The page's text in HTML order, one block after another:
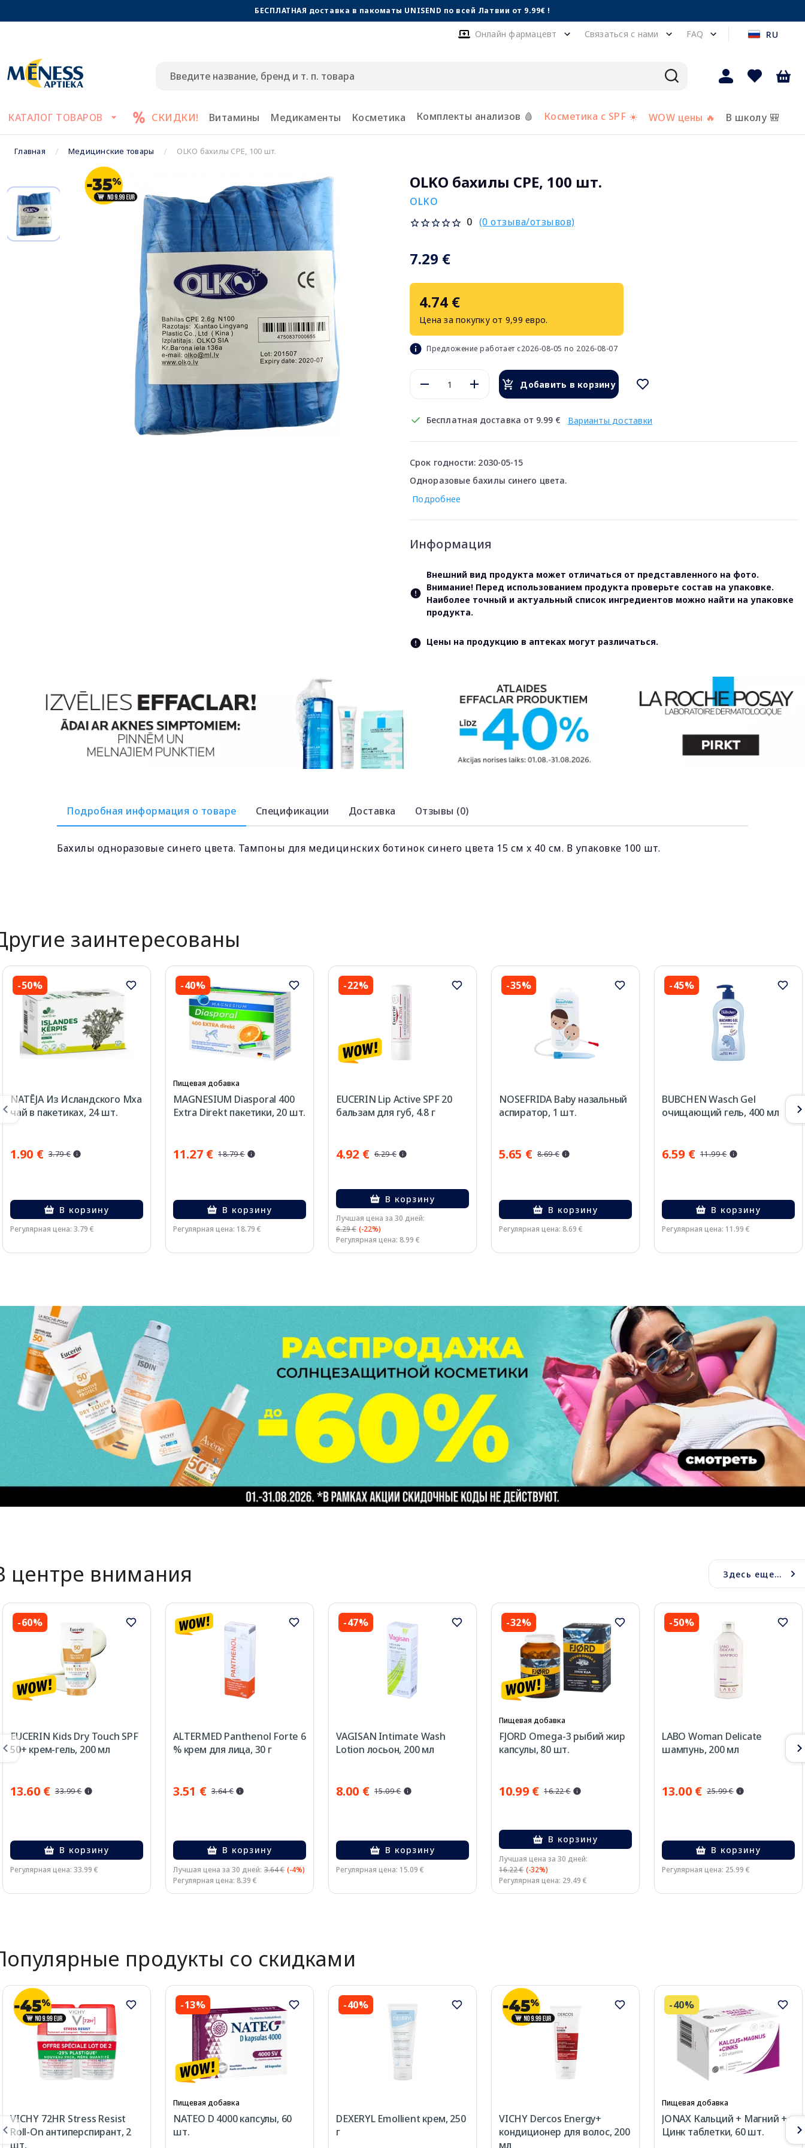
БЕСПЛАТНАЯ доставка в пакоматы UNISEND по всей Латвии от 9.99€ !
Онлайн фармацевт Связаться с нами FAQ RU
КАТАЛОГ ТОВАРОВ СКИДКИ! Витамины Медикаменты Косметика Комплекты анализов 🩸 Косметика с SPF ☀️ WOW цены 🔥 В школу 🎒
Главная Медицинские товары OLKO бахилы CPE, 100 шт.
OLKO бахилы CPE, 100 шт.
OLKO
0 (0 отзыва/отзывов)
7.29 €
4.74 €
Цена за покупку от 9,99 евро.
Предложение работает с2026-08-05 по 2026-08-07
Добавить в корзину
Бесплатная доставка от 9.99 € Варианты доставки
Срок годности: 2030-05-15
Одноразовые бахилы синего цвета.
Подробнее
Информация
Внешний вид продукта может отличаться от представленного на фото.
Внимание! Перед использованием продукта проверьте состав на упаковке.
Наиболее точный и актуальный список ингредиентов можно найти на упаковке
продукта.
Цены на продукцию в аптеках могут различаться.
Подробная информация о товаре Спецификации Доставка Отзывы (0)
Бахилы одноразовые синего цвета. Тампоны для медицинских ботинок синего цвета 15 см x 40 см. В упаковке 100 шт.
заинтересованы
-50%
NATĒJA Из Исландского Мха
чай в пакетиках, 24 шт.
1.90 € 3.79 €
В корзину
Регулярная цена: 3.79 €
-40%
Пищевая добавка
MAGNESIUM Diasporal 400
Extra Direkt пакетики, 20 шт.
11.27 € 18.79 €
В корзину
Регулярная цена: 18.79 €
-22%
EUCERIN Lip Active SPF 20
бальзам для губ, 4.8 г
4.92 € 6.29 €
В корзину
Лучшая цена за 30 дней:
6.29 € (-22%)
Регулярная цена: 8.99 €
-35%
NOSEFRIDA Baby назальный
аспиратор, 1 шт.
5.65 € 8.69 €
В корзину
Регулярная цена: 8.69 €
-45%
BUBCHEN Wasch Gel
очищающий гель, 400 мл
6.59 € 11.99 €
В корзину
Регулярная цена: 11.99 €
центре внимания Здесь еще...
-60%
EUCERIN Kids Dry Touch SPF
50+ крем-гель, 200 мл
13.60 € 33.99 €
В корзину
Регулярная цена: 33.99 €
ALTERMED Panthenol Forte 6
% крем для лица, 30 г
3.51 € 3.64 €
В корзину
Лучшая цена за 30 дней: 3.64 € (-4%)
Регулярная цена: 8.39 €
-47%
VAGISAN Intimate Wash
Lotion лосьон, 200 мл
8.00 € 15.09 €
В корзину
Регулярная цена: 15.09 €
-32%
Пищевая добавка
FJORD Omega-3 рыбий жир
капсулы, 80 шт.
10.99 € 16.22 €
В корзину
Лучшая цена за 30 дней:
16.22 € (-32%)
Регулярная цена: 29.49 €
-50%
LABO Woman Delicate
шампунь, 200 мл
13.00 € 25.99 €
В корзину
Регулярная цена: 25.99 €
продукты со скидками
VICHY 72HR Stress Resist
Roll-On антиперспирант, 2
шт.
-13%
Пищевая добавка
NATEO D 4000 капсулы, 60
шт.
-40%
DEXERYL Emollient крем, 250
г
VICHY Dercos Energy+
кондиционер для волос, 200
мл
-40%
Пищевая добавка
JONAX Кальций + Магний +
Цинк таблетки, 60 шт.